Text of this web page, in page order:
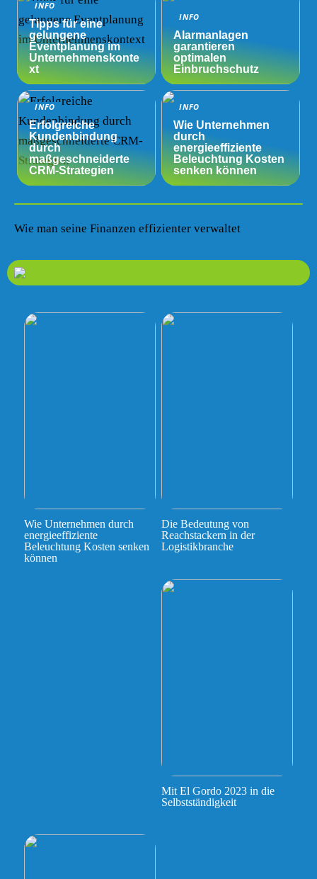
INFO
Tipps für eine
gelungene
Eventplanung im
Unternehmenskonte
xt
INFO
Alarmanlagen
garantieren
optimalen
Einbruchschutz
INFO
Erfolgreiche
Kundenbindung
durch
maßgeschneiderte
CRM-Strategien
INFO
Wie Unternehmen
durch
energieeffiziente
Beleuchtung Kosten
senken können
Wie man seine Finanzen effizienter verwaltet
Wie Unternehmen durch
energieeffiziente
Beleuchtung Kosten senken
können
Die Bedeutung von
Reachstackern in der
Logistikbranche
Mit El Gordo 2023 in die
Selbstständigkeit